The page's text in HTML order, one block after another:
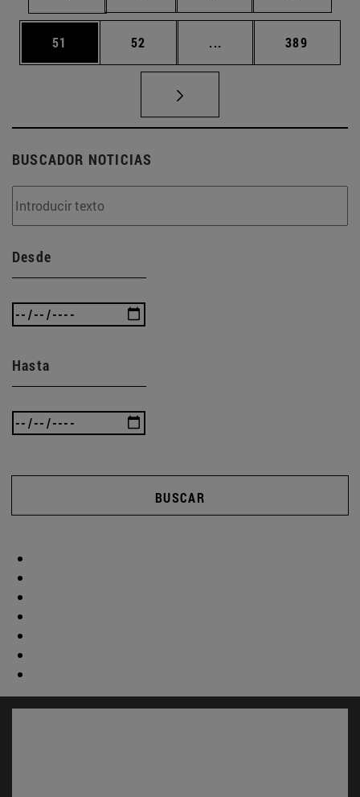
Página
51 Página
52 ... Páginas intermedias
Página
389
BUSCADOR NOTICIAS
Desde
Hasta
BUSCAR